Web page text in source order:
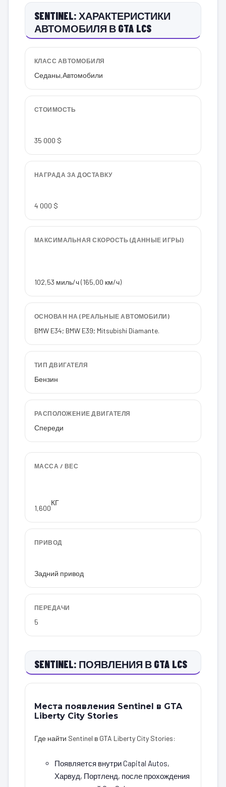
SENTINEL: ХАРАКТЕРИСТИКИ
АВТОМОБИЛЯ В GTA LCS
КЛАСС АВТОМОБИЛЯ
Седаны,Автомобили
СТОИМОСТЬ
35 000 $
НАГРАДА ЗА ДОСТАВКУ
4 000 $
МАКСИМАЛЬНАЯ СКОРОСТЬ (ДАННЫЕ ИГРЫ)
102,53 миль/ч (165,00 км/ч)
ОСНОВАН НА (РЕАЛЬНЫЕ АВТОМОБИЛИ)
BMW E34; BMW E39; Mitsubishi Diamante.
ТИП ДВИГАТЕЛЯ
Бензин
РАСПОЛОЖЕНИЕ ДВИГАТЕЛЯ
Спереди
МАССА / ВЕС
1,600
КГ
ПРИВОД
Задний привод
ПЕРЕДАЧИ
5
SENTINEL: ПОЯВЛЕНИЯ В GTA LCS
Места появления Sentinel в GTA
Liberty City Stories
Где найти Sentinel в GTA Liberty City Stories:
Появляется внутри Capital Autos,
Харвуд, Портленд, после прохождения